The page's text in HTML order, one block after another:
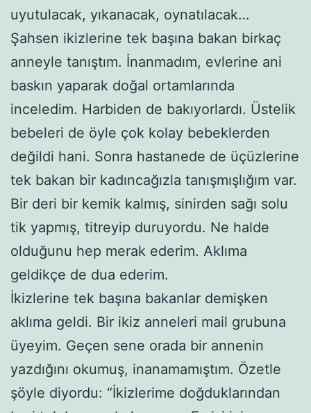
uyutulacak, yıkanacak, oynatılacak…
Şahsen ikizlerine tek başına bakan birkaç
anneyle tanıştım. İnanmadım, evlerine ani
baskın yaparak doğal ortamlarında
inceledim. Harbiden de bakıyorlardı. Üstelik
bebeleri de öyle çok kolay bebeklerden
değildi hani. Sonra hastanede de üçüzlerine
tek bakan bir kadıncağızla tanışmışlığım var.
Bir deri bir kemik kalmış, sinirden sağı solu
tik yapmış, titreyip duruyordu. Ne halde
olduğunu hep merak ederim. Aklıma
geldikçe de dua ederim.
İkizlerine tek başına bakanlar demişken
aklıma geldi. Bir ikiz anneleri mail grubuna
üyeyim. Geçen sene orada bir annenin
yazdığını okumuş, inanamamıştım. Özetle
şöyle diyordu: “İkizlerime doğduklarından